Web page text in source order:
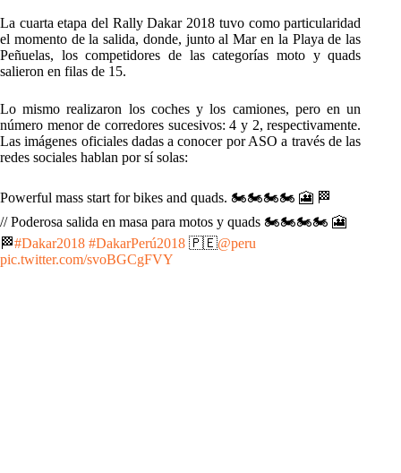
La cuarta etapa del Rally Dakar 2018 tuvo como particularidad
el momento de la salida, donde, junto al Mar en la Playa de las
Peñuelas, los competidores de las categorías moto y quads
salieron en filas de 15.
Lo mismo realizaron los coches y los camiones, pero en un
número menor de corredores sucesivos: 4 y 2, respectivamente.
Las imágenes oficiales dadas a conocer por ASO a través de las
redes sociales hablan por sí solas:
Powerful mass start for bikes and quads. 🏍🏍🏍🏍 🎦 🏁
// Poderosa salida en masa para motos y quads 🏍🏍🏍🏍 🎦
🏁#Dakar2018 #DakarPerú2018 🇵🇪@peru
pic.twitter.com/svoBGCgFVY